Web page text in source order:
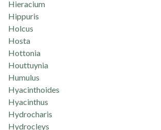
Hieracium
Hippuris
Holcus
Hosta
Hottonia
Houttuynia
Humulus
Hyacinthoides
Hyacinthus
Hydrocharis
Hydrocleys